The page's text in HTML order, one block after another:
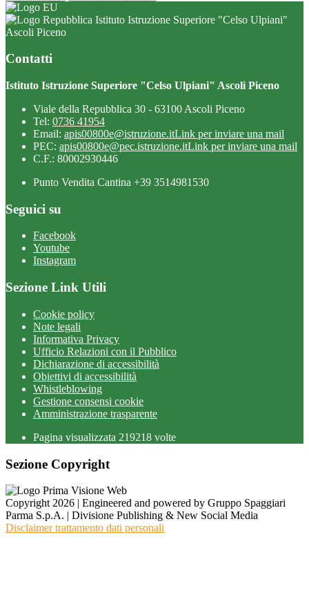
Istituto Istruzione Superiore "Celso Ulpiani"
Ascoli Piceno
Contatti
Istituto Istruzione Superiore "Celso Ulpiani" Ascoli Piceno
Viale della Repubblica 30 - 63100 Ascoli Piceno
Tel: 0736 41954
Email: apis00800e@istruzione.itLink per inviare una mail
PEC: apis00800e@pec.istruzione.itLink per inviare una mail
C.F.: 80002930446
Punto Vendita Cantina +39 3514981530
Seguici su
Facebook
Youtube
Instagram
Sezione Link Utili
Cookie policy
Note legali
Informativa Privacy
Ufficio Relazioni con il Pubblico
Dichiarazione di accessibilità
Obiettivi di accessibilità
Whistleblowing
Gestione consensi cookie
Amministrazione trasparente
Pagina visualizzata 219218 volte
Sezione Copyright
Copyright 2026 | Engineered and powered by Gruppo Spaggiari
Parma S.p.A. | Divisione Publishing & New Social Media
Disclaimer trattamento dati personali